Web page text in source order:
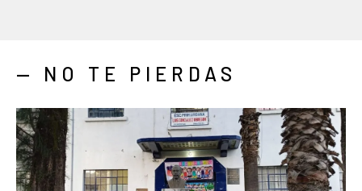
— NO TE PIERDAS